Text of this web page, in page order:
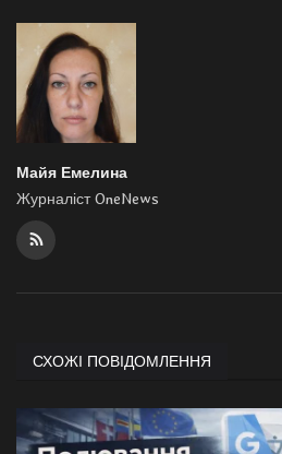
Майя Емелина
Журналіст OneNews
СХОЖІ ПОВІДОМЛЕННЯ